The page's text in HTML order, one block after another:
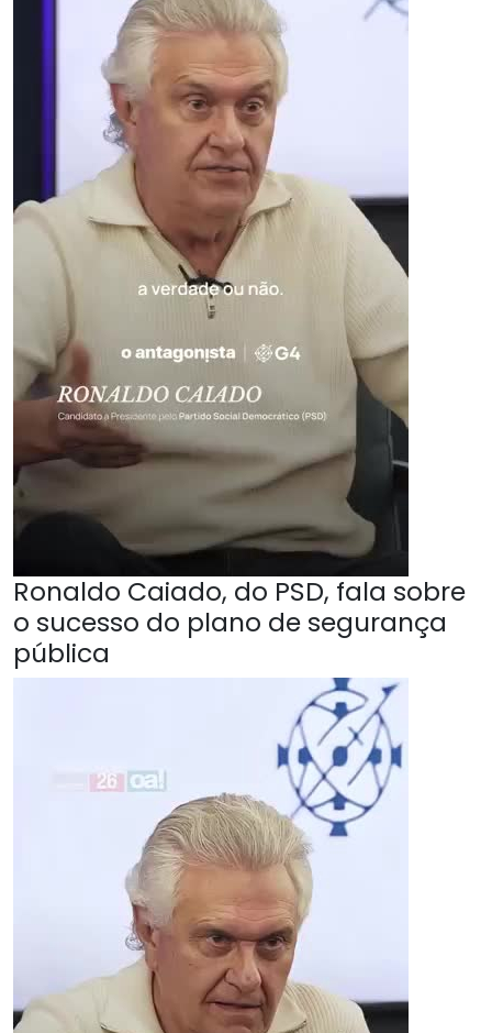
Ronaldo Caiado, do PSD, fala sobre
o sucesso do plano de segurança
pública